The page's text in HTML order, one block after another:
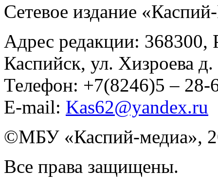
Сетевое издание
Адрес редакции: 368300,
Каспийск, ул. Хизроева
Телефон: +7(8246)5 –
E-mail: Kas62@yandex.ru
©️МБУ «Каспий-медиа»,
Все права защищены.